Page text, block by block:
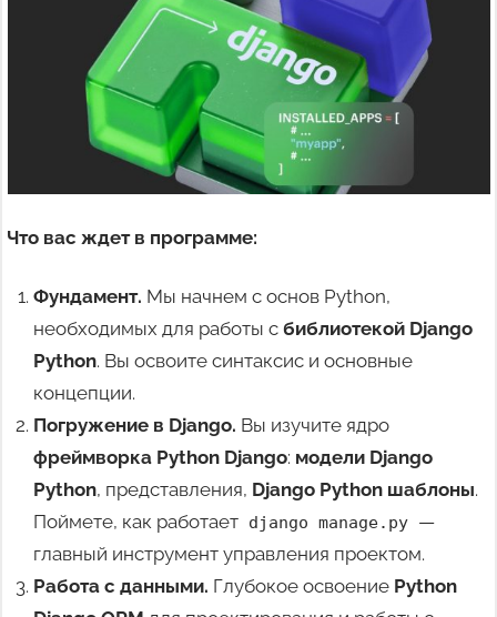
Что вас ждет в программе:
Фундамент. Мы начнем с основ Python,
необходимых для работы сбиблиотекой Django
Python. Вы освоите синтаксис и основные
концепции.
Погружение в Django. Вы изучите ядро
фреймворка Python Django: модели Django
Python, представления, Django Python шаблоны.
Поймете, как работает django manage.py —
главный инструмент управления проектом.
Работа с данными. Глубокое освоение Python